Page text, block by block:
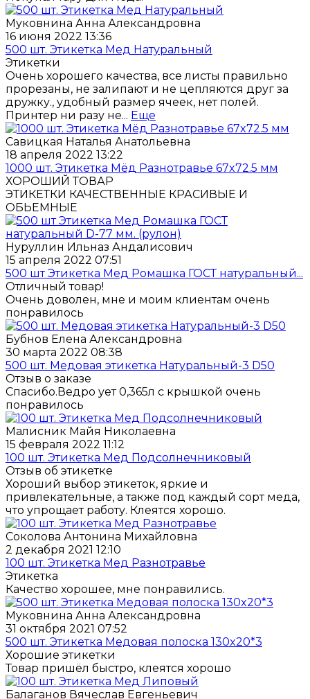
Муковнина Анна Александровна
16 июня 2022 13:36
500 шт. Этикетка Мед Натуральный
Этикетки
Очень хорошего качества, все листы правильно
прорезаны, не залипают и не цепляются друг за
дружку., удобный размер ячеек, нет полей.
Принтер ни разу не... Еще
Савицкая Наталья Анатольевна
18 апреля 2022 13:22
1000 шт. Этикетка Мёд Разнотравье 67x72.5 мм
ХОРОШИЙ ТОВАР
ЭТИКЕТКИ КАЧЕСТВЕННЫЕ КРАСИВЫЕ И
ОБЬЕМНЫЕ
Нуруллин Ильназ Андалисович
15 апреля 2022 07:51
500 шт Этикетка Мед Ромашка ГОСТ натуральный...
Отличный товар!
Очень доволен, мне и моим клиентам очень
понравилось
Бубнов Елена Александровна
30 марта 2022 08:38
500 шт. Медовая этикетка Натуральный-3 D50
Отзыв о заказе
Спасибо.Ведро ует 0,365л с крышкой очень
понравилось
Малисник Майя Николаевна
15 февраля 2022 11:12
100 шт. Этикетка Мед Подсолнечниковый
Отзыв об этикетке
Хороший выбор этикеток, яркие и
привлекательные, а также под каждый сорт меда,
что упрощает работу. Клеятся хорошо.
Соколова Антонина Михайловна
2 декабря 2021 12:10
100 шт. Этикетка Мед Разнотравье
Этикетка
Качество хорошее, мне понравились.
Муковнина Анна Александровна
31 октября 2021 07:52
500 шт. Этикетка Медовая полоска 130x20*3
Хорошие этикетки
Товар пришёл быстро, клеятся хорошо
Балаганов Вячеслав Евгеньевич